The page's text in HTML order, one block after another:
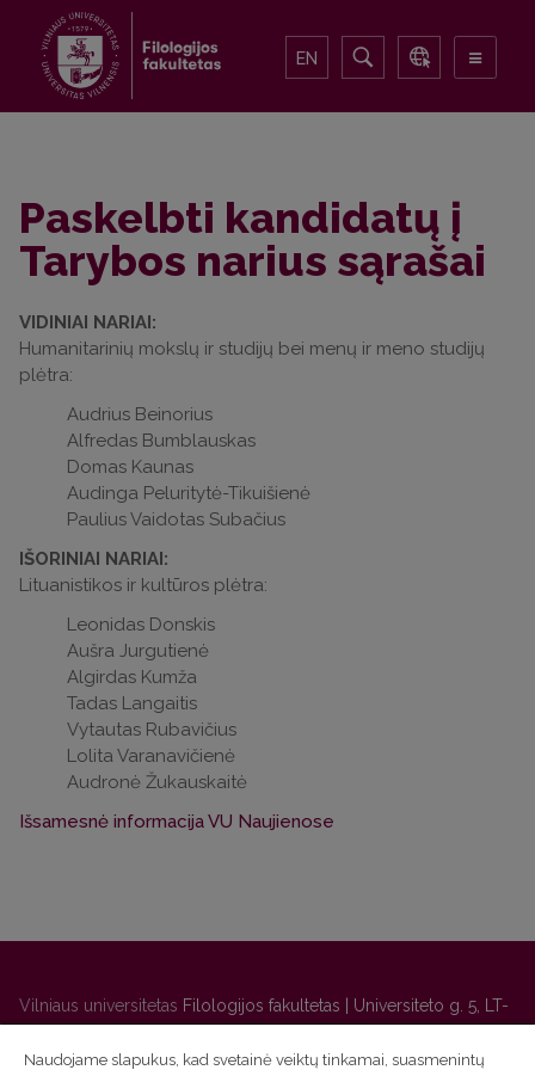
EN
Paskelbti kandidatų į
Tarybos narius sąrašai
VIDINIAI NARIAI:
Humanitarinių mokslų ir studijų bei menų ir meno studijų
plėtra:
Audrius Beinorius
Alfredas Bumblauskas
Domas Kaunas
Audinga Peluritytė-Tikuišienė
Paulius Vaidotas Subačius
IŠORINIAI NARIAI:
Lituanistikos ir kultūros plėtra:
Leonidas Donskis
Aušra Jurgutienė
Algirdas Kumža
Tadas Langaitis
Vytautas Rubavičius
Lolita Varanavičienė
Audronė Žukauskaitė
Išsamesnė informacija VU Naujienose
Vilniaus universitetas Filologijos fakultetas | Universiteto g. 5, LT-
01131 Vilnius
Naudojame slapukus, kad svetainė veiktų tinkamai, suasmenintų